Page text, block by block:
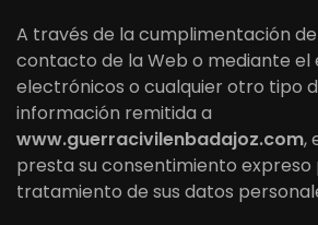
A través de la cumplimentación
contacto de la Web o mediante el
electrónicos o cualquier otro tipo
información remitida a
www.guerracivilenbadajoz.com,
presta su consentimiento expreso
tratamiento de sus datos